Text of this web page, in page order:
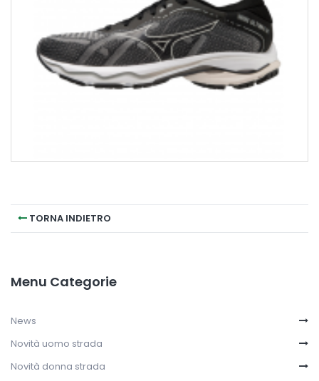
TORNA INDIETRO
Menu Categorie
News
Novità uomo strada
Novità donna strada